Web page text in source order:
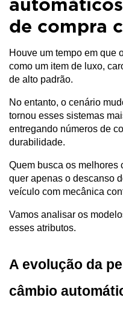
de compra
Houve um tempo em que
como um item de luxo,
de alto padrão.
No entanto, o cenário
tornou esses sistemas
entregando números de
durabilidade.
Quem busca os melhores
quer apenas o descanso
veículo com mecânica
Vamos analisar os
esses atributos.
A evolução da
câmbio